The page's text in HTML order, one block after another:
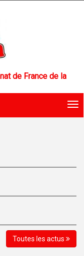
de France de la
Toutes les actus